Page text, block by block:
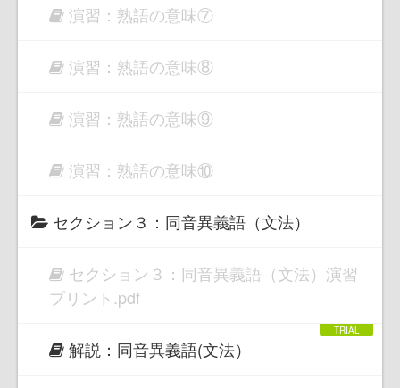
演習：熟語の意味⑦
演習：熟語の意味⑧
演習：熟語の意味⑨
演習：熟語の意味⑩
セクション３：同音異義語（文法）
セクション３：同音異義語（文法）演習
プリント.pdf
解説：同音異義語(文法）